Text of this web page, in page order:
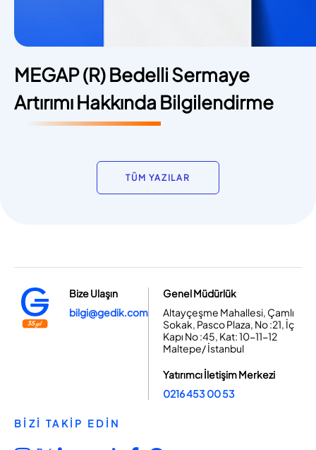
MEGAP (R) Bedelli Sermaye
Artırımı Hakkında Bilgilendirme
TÜM YAZILAR
Bize Ulaşın
bilgi@gedik.com
Genel Müdürlük
Altayçeşme Mahallesi, Çamlı
Sokak, Pasco Plaza, No :21, İç
Kapı No :45, Kat: 10-11-12
Maltepe/ İstanbul
Yatırımcı İletişim Merkezi
0216 453 00 53
BİZİ TAKİP EDİN